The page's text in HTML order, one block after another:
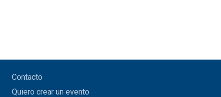
Contacto
Quiero crear un evento